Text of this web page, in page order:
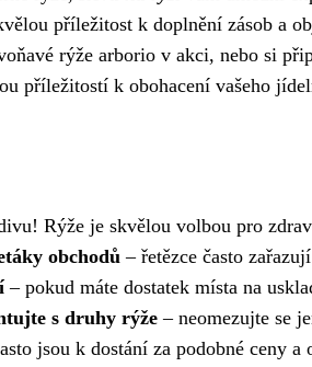
příležitost k doplnění zásob a
rýže arborio v akci, nebo si
příležitostí k obohacení vašeho
Rýže je skvělou volbou pro
obchodů – řetězce často
– pokud máte dostatek místa na
s druhy rýže – neomezujte se
jsou k dostání za podobné ceny